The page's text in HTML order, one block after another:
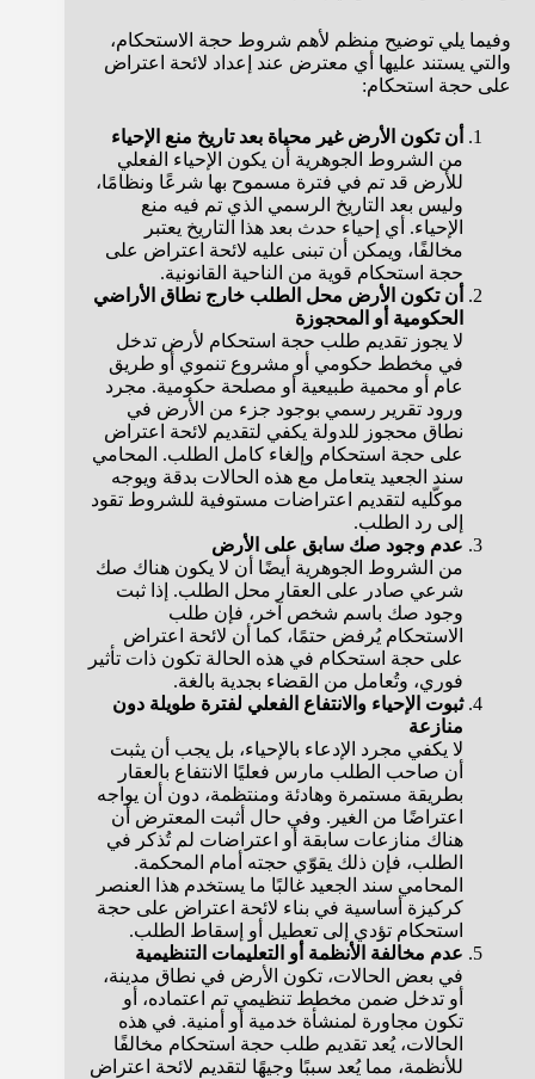
وفيما يلي توضيح منظم لأهم شروط حجة الاستحكام،
والتي يستند عليها أي معترض عند إعداد لائحة اعتراض
على حجة استحكام:
أن تكون الأرض غير محياة بعد تاريخ منع الإحياء
من الشروط الجوهرية أن يكون الإحياء الفعلي
للأرض قد تم في فترة مسموح بها شرعًا ونظامًا،
وليس بعد التاريخ الرسمي الذي تم فيه منع
الإحياء. أي إحياء حدث بعد هذا التاريخ يعتبر
مخالفًا، ويمكن أن تبنى عليه لائحة اعتراض على
حجة استحكام قوية من الناحية القانونية.
أن تكون الأرض محل الطلب خارج نطاق الأراضي
الحكومية أو المحجوزة
لا يجوز تقديم طلب حجة استحكام لأرض تدخل
في مخطط حكومي أو مشروع تنموي أو طريق
عام أو محمية طبيعية أو مصلحة حكومية. مجرد
ورود تقرير رسمي بوجود جزء من الأرض في
نطاق محجوز للدولة يكفي لتقديم لائحة اعتراض
على حجة استحكام وإلغاء كامل الطلب. المحامي
سند الجعيد يتعامل مع هذه الحالات بدقة ويوجه
موكّليه لتقديم اعتراضات مستوفية للشروط تقود
إلى رد الطلب.
عدم وجود صك سابق على الأرض
من الشروط الجوهرية أيضًا أن لا يكون هناك صك
شرعي صادر على العقار محل الطلب. إذا ثبت
وجود صك باسم شخص آخر، فإن طلب
الاستحكام يُرفض حتمًا، كما أن لائحة اعتراض
على حجة استحكام في هذه الحالة تكون ذات تأثير
فوري، وتُعامل من القضاء بجدية بالغة.
ثبوت الإحياء والانتفاع الفعلي لفترة طويلة دون
منازعة
لا يكفي مجرد الإدعاء بالإحياء، بل يجب أن يثبت
أن صاحب الطلب مارس فعليًا الانتفاع بالعقار
بطريقة مستمرة وهادئة ومنتظمة، دون أن يواجه
اعتراضًا من الغير. وفي حال أثبت المعترض أن
هناك منازعات سابقة أو اعتراضات لم تُذكر في
الطلب، فإن ذلك يقوّي حجته أمام المحكمة.
المحامي سند الجعيد غالبًا ما يستخدم هذا العنصر
كركيزة أساسية في بناء لائحة اعتراض على حجة
استحكام تؤدي إلى تعطيل أو إسقاط الطلب.
عدم مخالفة الأنظمة أو التعليمات التنظيمية
في بعض الحالات، تكون الأرض في نطاق مدينة،
أو تدخل ضمن مخطط تنظيمي تم اعتماده، أو
تكون مجاورة لمنشأة خدمية أو أمنية. في هذه
الحالات، يُعد تقديم طلب حجة استحكام مخالفًا
للأنظمة، مما يُعد سببًا وجيهًا لتقديم لائحة اعتراض